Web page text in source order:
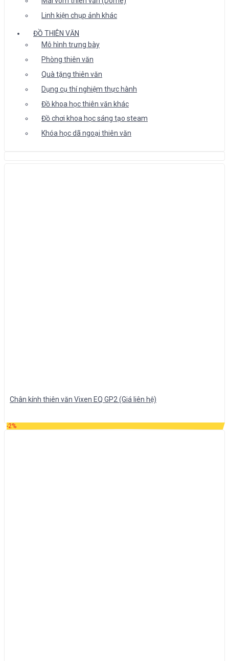
Linh kiện chụp ảnh khác
ĐỒ THIÊN VĂN
Mô hình trưng bày
Phòng thiên văn
Quà tặng thiên văn
Dụng cụ thí nghiệm thực hành
Đồ khoa học thiên văn khác
Đồ chơi khoa học sáng tạo steam
Khóa học dã ngoại thiên văn
Chân kính thiên văn Vixen EQ GP2 (Giá liên hệ)
-2%